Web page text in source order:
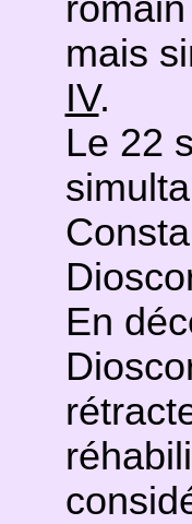
mais
IV.
Le 22
En